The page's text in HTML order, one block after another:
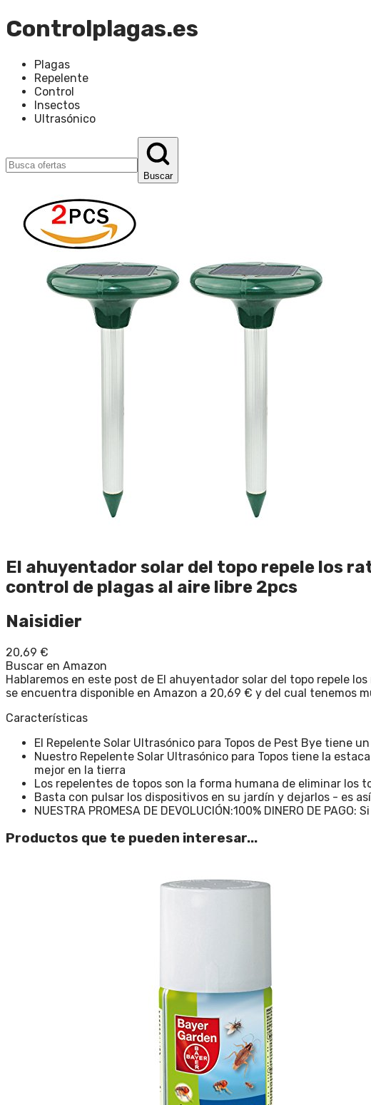
Controlplagas.es
Plagas
Repelente
Control
Insectos
Ultrasónico
Buscar
El ahuyentador solar del topo repele los
control de plagas al aire libre 2pcs
Naisidier
20,69 €
Buscar en Amazon
Hablaremos en este post de El ahuyentador solar del topo repele
se encuentra disponible en Amazon a 20,69 € y del cual tenemos
Características
El Repelente Solar Ultrasónico para Topos de Pest Bye tiene
Nuestro Repelente Solar Ultrasónico para Topos tiene la
mejor en la tierra
Los repelentes de topos son la forma humana de eliminar los
Basta con pulsar los dispositivos en su jardín y dejarlos - es
NUESTRA PROMESA DE DEVOLUCIÓN:100% DINERO DE
Productos que te pueden interesar...